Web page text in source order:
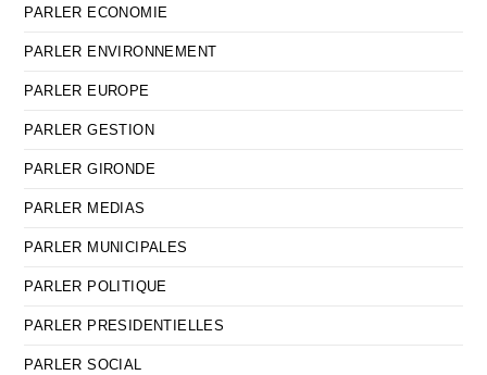
PARLER ECONOMIE
PARLER ENVIRONNEMENT
PARLER EUROPE
PARLER GESTION
PARLER GIRONDE
PARLER MEDIAS
PARLER MUNICIPALES
PARLER POLITIQUE
PARLER PRESIDENTIELLES
PARLER SOCIAL